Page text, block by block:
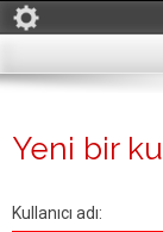
Yeni bir
Kullanıcı adı: